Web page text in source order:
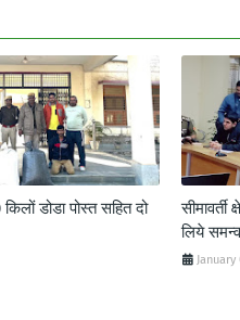
डोडा पोस्त सहित दो
लिये
January